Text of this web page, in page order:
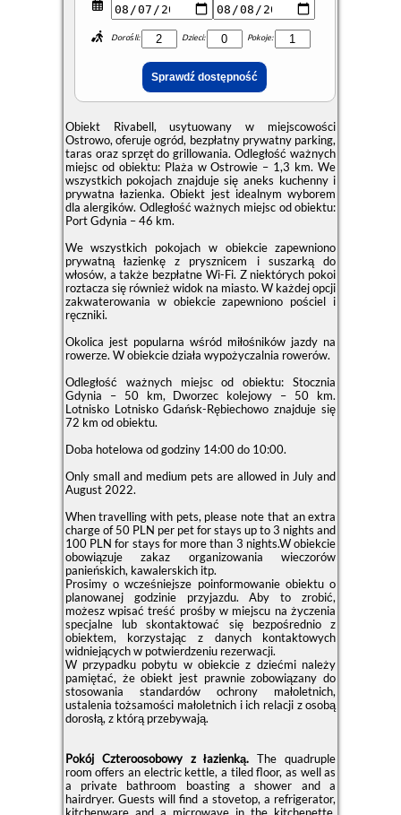
Dorośli: Dzieci: Pokoje:
Obiekt Rivabell, usytuowany w miejscowości
Ostrowo, oferuje ogród, bezpłatny prywatny parking,
taras oraz sprzęt do grillowania. Odległość ważnych
miejsc od obiektu: Plaża w Ostrowie – 1,3 km. We
wszystkich pokojach znajduje się aneks kuchenny i
prywatna łazienka. Obiekt jest idealnym wyborem
dla alergików. Odległość ważnych miejsc od obiektu:
Port Gdynia – 46 km.
We wszystkich pokojach w obiekcie zapewniono
prywatną łazienkę z prysznicem i suszarką do
włosów, a także bezpłatne Wi-Fi. Z niektórych pokoi
roztacza się również widok na miasto. W każdej opcji
zakwaterowania w obiekcie zapewniono pościel i
ręczniki.
Okolica jest popularna wśród miłośników jazdy na
rowerze. W obiekcie działa wypożyczalnia rowerów.
Odległość ważnych miejsc od obiektu: Stocznia
Gdynia – 50 km, Dworzec kolejowy – 50 km.
Lotnisko Lotnisko Gdańsk-Rębiechowo znajduje się
72 km od obiektu.
Doba hotelowa od godziny 14:00do 10:00.
Only small and medium pets are allowed in July and
August 2022.
When travelling with pets, please note that an extra
charge of 50 PLN per pet for stays up to 3 nights and
100 PLN for stays for more than 3 nights.W obiekcie
obowiązuje zakaz organizowania wieczorów
panieńskich, kawalerskich itp.
Prosimy o wcześniejsze poinformowanie obiektu o
planowanej godzinie przyjazdu. Aby to zrobić,
możesz wpisać treść prośby w miejscu na życzenia
specjalne lub skontaktować się bezpośrednio z
obiektem, korzystając z danych kontaktowych
widniejących w potwierdzeniu rezerwacji.
W przypadku pobytu w obiekcie z dziećmi należy
pamiętać, że obiekt jest prawnie zobowiązany do
stosowania standardów ochrony małoletnich,
ustalenia tożsamości małoletnich i ich relacji z osobą
dorosłą, z którą przebywają.
Pokój Czteroosobowy z łazienką. The quadruple
room offers an electric kettle, a tiled floor, as well as
a private bathroom boasting a shower and a
hairdryer. Guests will find a stovetop, a refrigerator,